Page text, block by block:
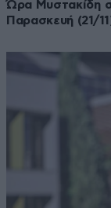
Ώρα Μυστακίδη
Παρασκευή (21/